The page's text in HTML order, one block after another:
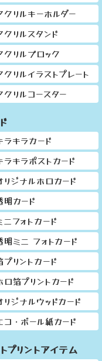
クリルキーホルダー
クリルスタンド
クリルブロック
クリルイラストプレート
クリルコースター
ラキラカード
ラキラポストカード
リジナルホロカード
明カード
ニフォトカード
明ミニ フォトカード
プリントカード
ロ箔プリントカード
リジナルウッドカード
コ・ボール紙カード
プリントアイテム